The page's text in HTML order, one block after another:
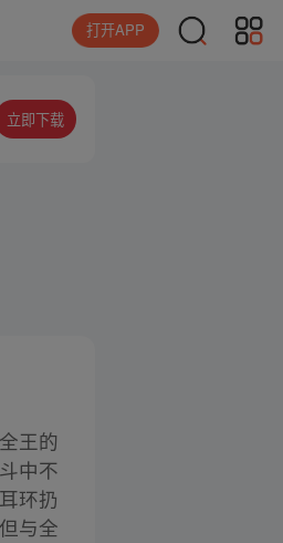
打开APP
立即下载
王的
中不
环扔
与全